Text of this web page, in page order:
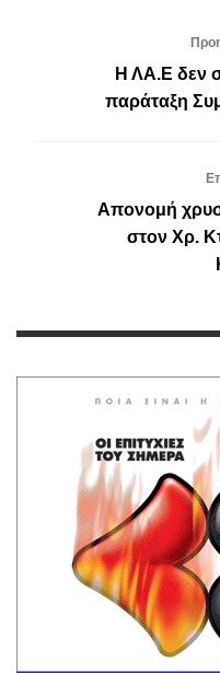
Η ΛΑ.Ε δεν
παράταξη
Απονομή
στον Χρ.